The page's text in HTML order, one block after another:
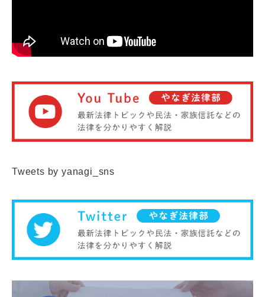
Tweets by yanagi_sns